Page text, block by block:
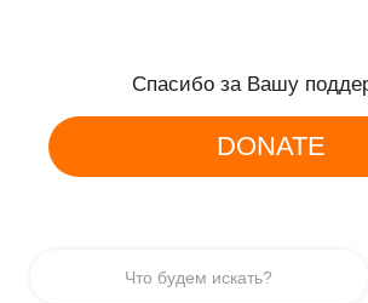
Спасибо за Вашу
DONATE